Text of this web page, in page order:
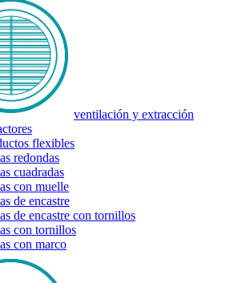
ventilación y extracción
flexibles
redondas
cuadradas
con muelle
de encastre
de encastre con tornillos
con tornillos
con marco